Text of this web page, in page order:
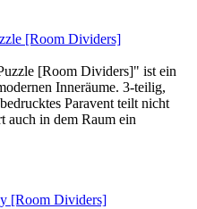
[Room Dividers]
[Room Dividers]" ist ein
Inneräume. 3-teilig,
Paravent teilt nicht
auch in dem Raum ein
[Room Dividers]